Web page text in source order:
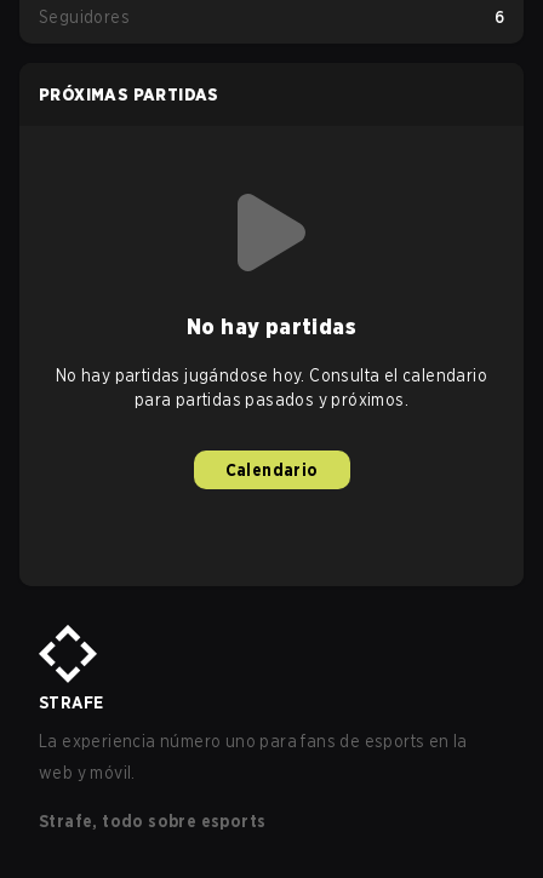
Seguidores 6
PRÓXIMAS PARTIDAS
No hay partidas
No hay partidas jugándose hoy. Consulta el calendario
para partidas pasados y próximos.
Calendario
STRAFE
La experiencia número uno para fans de esports en la
web y móvil.
Strafe, todo sobre esports